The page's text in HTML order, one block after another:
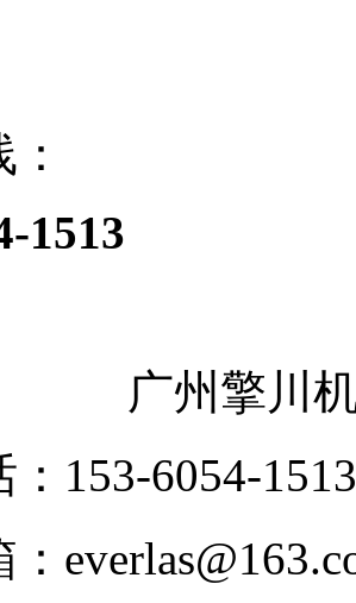
1513
广州擎川
153-6054-1513